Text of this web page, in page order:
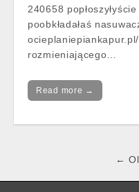
240658
poobkładałaś
rozmieniającego…
Read more →
navigation
←